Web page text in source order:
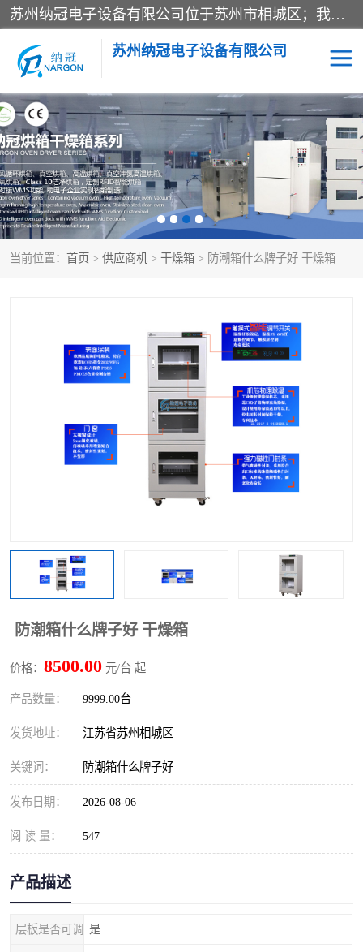
苏州纳冠电子设备有限公司位于苏州市相城区；我司依托国外先进技术结合国内用户的需求，为客户提供具有WMS功能的超低湿快速除湿电子防潮，压缩空气连续干燥柜、智能物料管理氮气储物柜、自制氮氮气柜、防潮氮气组合柜、不锈钢洁净氮气柜、洁净储物柜、石墨舟柜、亮灯导引丝网板存储柜、PCB柔性板气密干燥柜等
苏州纳冠电子设备有限公司
当前位置： 首页 > 供应商机 > 干燥箱 > 防潮箱什么牌子好 干燥箱
防潮箱什么牌子好 干燥箱
价格： 8500.00 元/台 起
产品数量： 9999.00台
发货地址： 江苏省苏州相城区
关键词： 防潮箱什么牌子好
发布日期： 2026-08-06
阅 读 量： 547
产品描述
层板是否可调 是
电子防潮箱 氮气柜
智能料架 干燥箱